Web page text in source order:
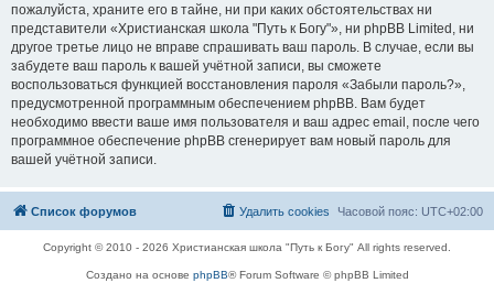
пожалуйста, храните его в тайне, ни при каких обстоятельствах ни
представители «Христианская школа "Путь к Богу"», ни phpBB Limited, ни
другое третье лицо не вправе спрашивать ваш пароль. В случае, если вы
забудете ваш пароль к вашей учётной записи, вы сможете
воспользоваться функцией восстановления пароля «Забыли пароль?»,
предусмотренной программным обеспечением phpBB. Вам будет
необходимо ввести ваше имя пользователя и ваш адрес email, после чего
программное обеспечение phpBB сгенерирует вам новый пароль для
вашей учётной записи.
Список форумов Часовой пояс: UTC+02:00
Удалить cookies
Copyright © 2010 - 2026 Христианская школа "Путь к Богу" All rights reserved.
Создано на основе phpBB® Forum Software © phpBB Limited